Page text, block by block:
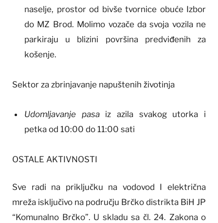
naselje, prostor od bivše tvornice obuće Izbor
do MZ Brod. Molimo vozače da svoja vozila ne
parkiraju u blizini površina predviđenih za
košenje.
Sektor za zbrinjavanje napuštenih životinja
Udomljavanje pasaiz azila svakog utorka i
petka od 10:00 do 11:00 sati
OSTALE AKTIVNOSTI
Sve radi na priključku na vodovod I električna
mreža isključivo na području Brčko distrikta BiH JP
“Komunalno Brčko”. U skladu sa čl. 24. Zakona o